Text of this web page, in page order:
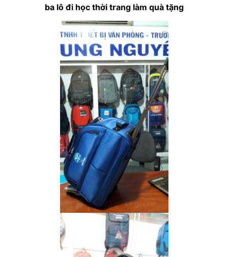
ba lô đi học thời trang làm quà tặng